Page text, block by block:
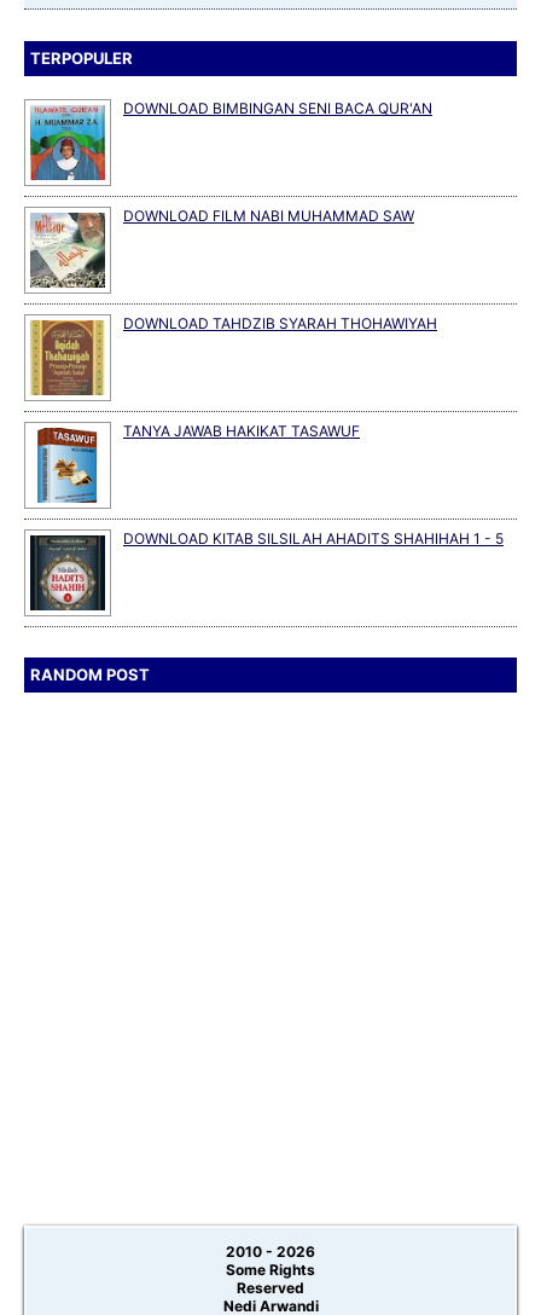
TERPOPULER
DOWNLOAD BIMBINGAN SENI BACA QUR'AN
DOWNLOAD FILM NABI MUHAMMAD SAW
DOWNLOAD TAHDZIB SYARAH THOHAWIYAH
TANYA JAWAB HAKIKAT TASAWUF
DOWNLOAD KITAB SILSILAH AHADITS SHAHIHAH 1 - 5
RANDOM POST
2010 - 2026
Some Rights
Reserved
Nedi Arwandi